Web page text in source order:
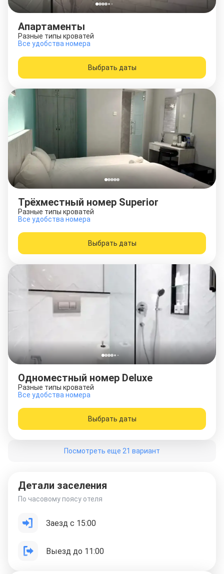
Апартаменты
Разные типы кроватей
Все удобства номера
Выбрать даты
Трёхместный номер Superior
Разные типы кроватей
Все удобства номера
Выбрать даты
Одноместный номер Deluxe
Разные типы кроватей
Все удобства номера
Выбрать даты
Посмотреть еще 21 вариант
Детали заселения
По часовому поясу отеля
Заезд с 15:00
Выезд до 11:00